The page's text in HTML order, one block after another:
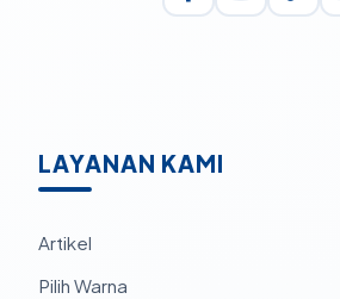
LAYANAN KAMI
Artikel
Pilih Warna